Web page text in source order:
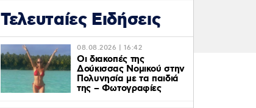
Τελευταίες Ειδήσεις
08.08.2026 | 16:42
Οι διακοπές της
Δούκισσας Νομικού στην
Πολυνησία με τα παιδιά
της – Φωτογραφίες